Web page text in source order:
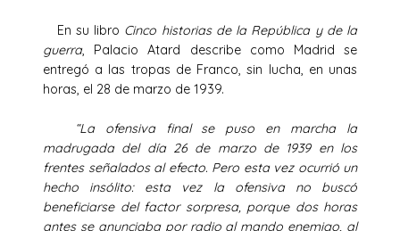
En su libro Cinco historias de la República y de la
guerra, Palacio Atard describe como Madrid se
entregó a las tropas de Franco, sin lucha, en unas
horas, el 28 de marzo de 1939.
“La ofensiva final se puso en marcha la
madrugada del día 26 de marzo de 1939 en los
frentes señalados al efecto. Pero esta vez ocurrió un
hecho insólito: esta vez la ofensiva no buscó
beneficiarse del factor sorpresa, porque dos horas
antes se anunciaba por radio al mando enemigo, al